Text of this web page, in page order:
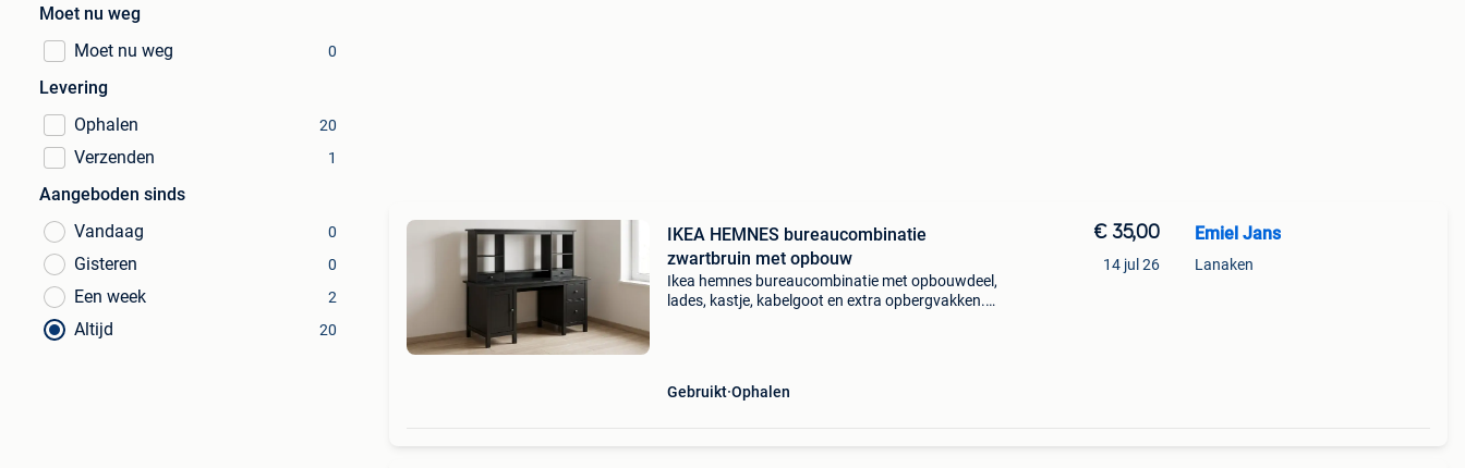
Moet nu weg
Moet nu weg
0
Levering
Ophalen
20
Verzenden 1
Aangeboden sinds
Vandaag
0
Gisteren 0
Een week 2
Altijd 20
IKEA HEMNES bureaucombinatie
zwartbruin met opbouw
Ikea hemnes bureaucombinatie met opbouwdeel,
lades, kastje, kabelgoot en extra opbergvakken.
Gebruikt Ophalen
€ 35,00
14 jul 26
Emiel Jans
Lanaken